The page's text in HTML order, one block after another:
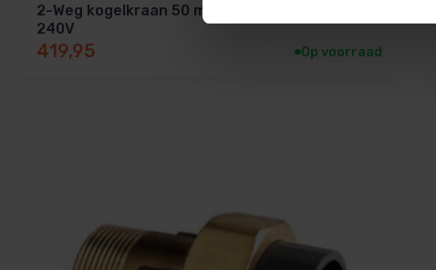
2-Weg kogelkraan 50 mm met servomotor
240V
419,95 Op voorraad